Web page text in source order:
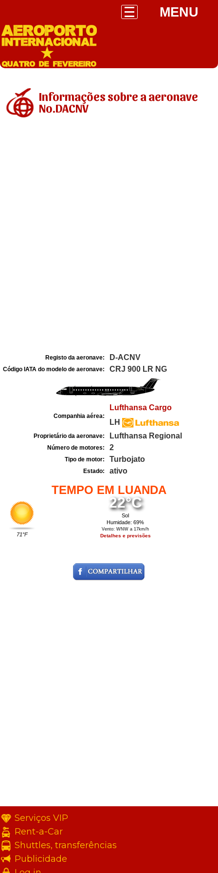
MENU
Informações sobre a aeronave
No.DACNV
Registo da aeronave: D-ACNV
Código IATA do modelo de aeronave: CRJ 900 LR NG
Companhia aérea:
Lufthansa Cargo
LH
Proprietário da aeronave: Lufthansa Regional
Número de motores: 2
Tipo de motor: Turbojato
Estado: ativo
TEMPO EM LUANDA
71°F
22°C
Sol
Humidade: 69%
Vento: WNW a 17km/h
Detalhes e previsões
Serviços VIP
Rent-a-Car
Shuttles, transferências
Publicidade